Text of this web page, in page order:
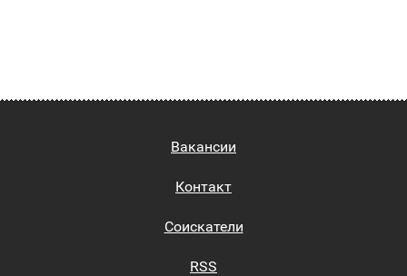
Вакансии
Контакт
Соискатели
RSS